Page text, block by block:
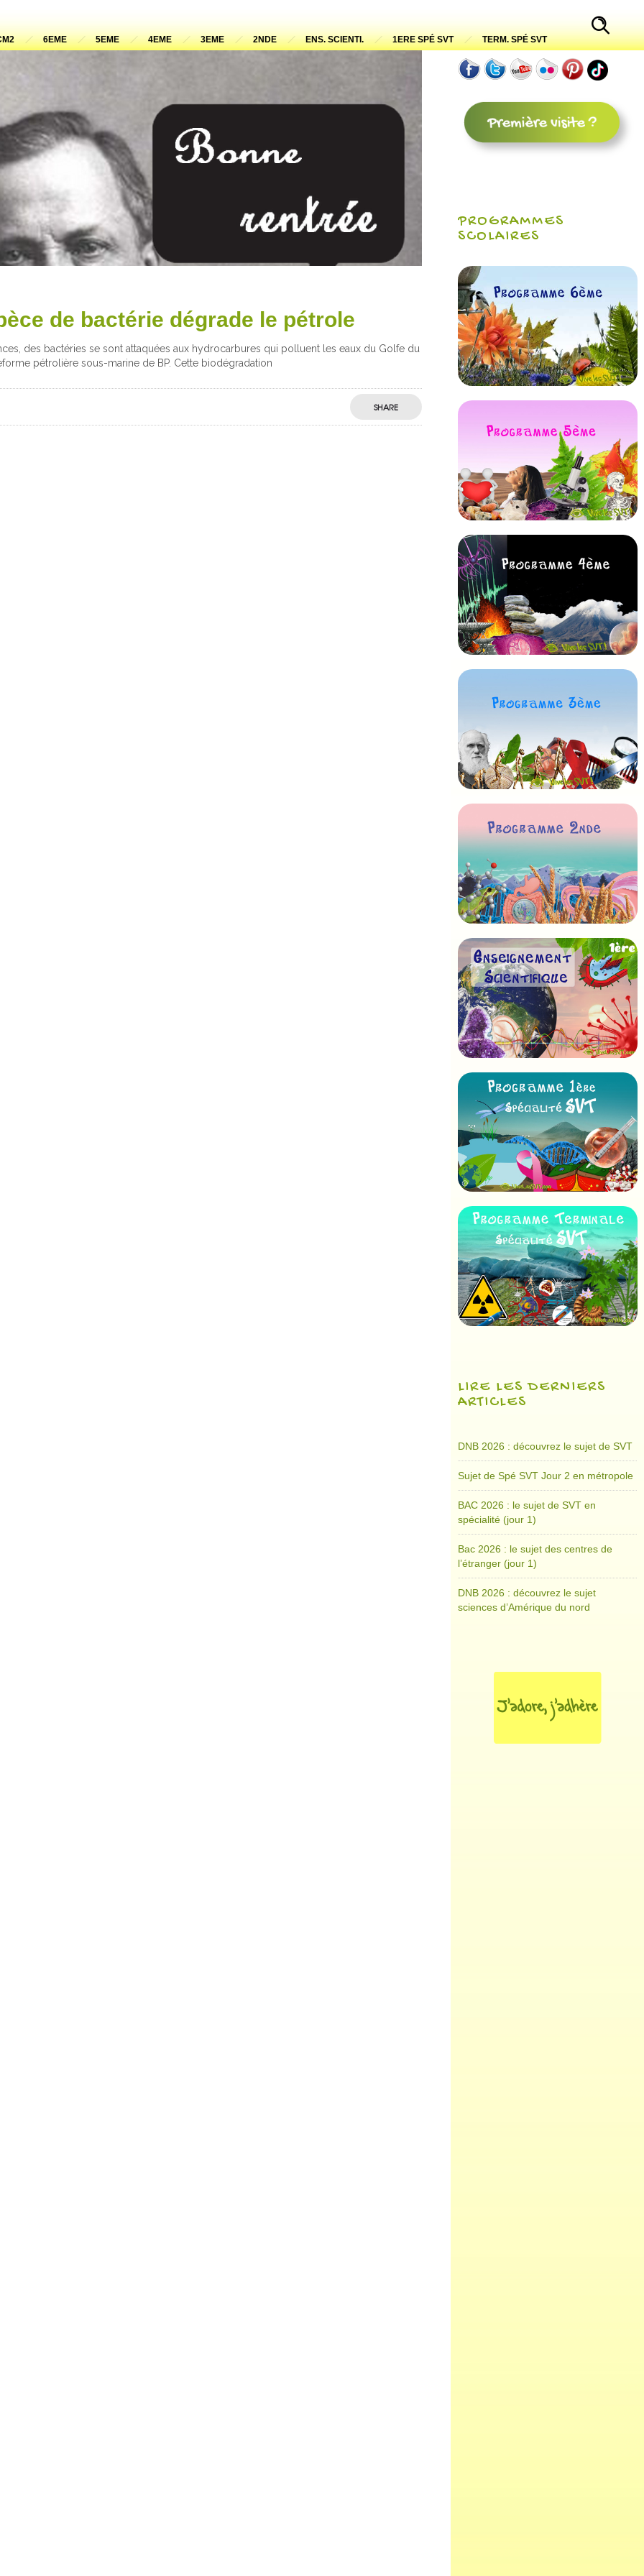
6EME 5EME 4EME 3EME 2NDE ENS. SCIENTI. 1ERE SPÉ SVT TERM. SPÉ SVT
de bactérie dégrade le pétrole
des bactéries se sont attaquées aux hydrocarbures qui polluent les eaux du Golfe du
pétrolière sous-marine de BP. Cette biodégradation
SHARE
PROGRAMMES
SCOLAIRES
LIRE LES DERNIERS
ARTICLES
DNB 2026 : découvrez le sujet de SVT
Sujet de Spé SVT Jour 2 en métropole
BAC 2026 : le sujet de SVT en
spécialité (jour 1)
Bac 2026 : le sujet des centres de
l’étranger (jour 1)
DNB 2026 : découvrez le sujet
sciences d’Amérique du nord